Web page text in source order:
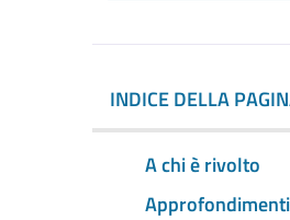
INDICE DELLA
A chi è rivolto
Approfondimenti